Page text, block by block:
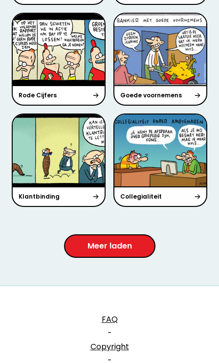
Rode Cijfers Goede voornemens
Klantbinding Collegialiteit
Meer laden
FAQ
-
Copyright
-